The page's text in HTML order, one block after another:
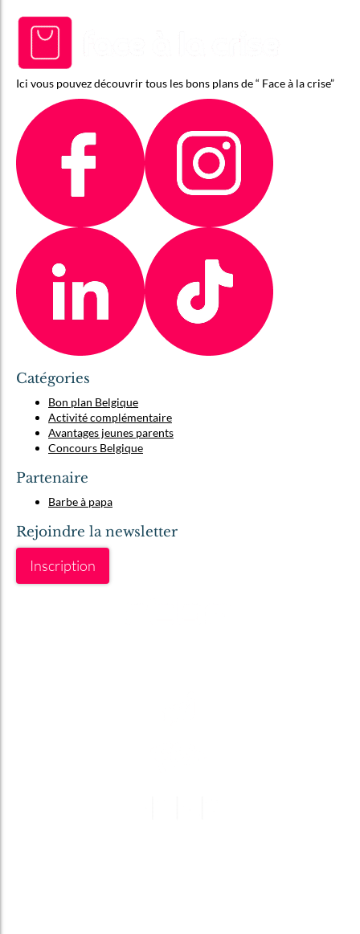
Ici vous pouvez découvrir tous les bons plans de “ Face à la crise”
Catégories
Bon plan Belgique
Activité complémentaire
Avantages jeunes parents
Concours Belgique
Partenaire
Barbe à papa
Rejoindre la newsletter
Inscription